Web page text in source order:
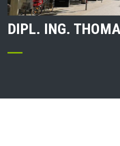
DIPL. ING.